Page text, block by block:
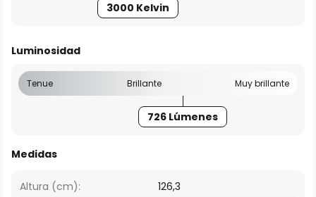
3000 Kelvin
Luminosidad
Tenue Brillante Muy brillante
726 Lúmenes
Medidas
Altura (cm): 126,3